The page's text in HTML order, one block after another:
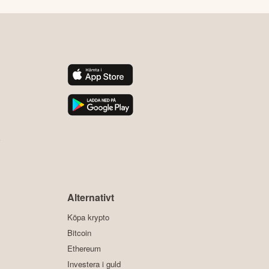
Alternativt
Köpa krypto
Bitcoin
Ethereum
Investera i guld